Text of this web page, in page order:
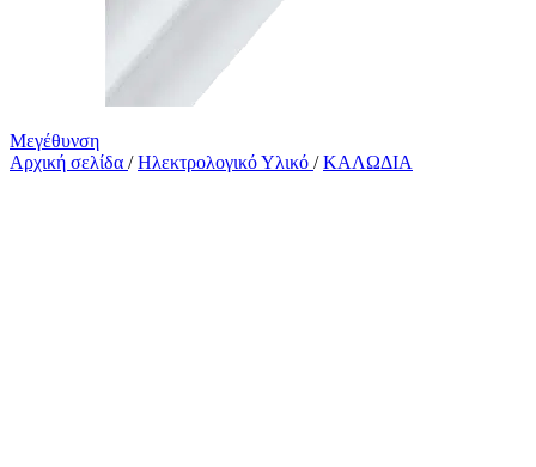
Μεγέθυνση
Αρχική σελίδα / Ηλεκτρολογικό Υλικό / ΚΑΛΩΔΙΑ